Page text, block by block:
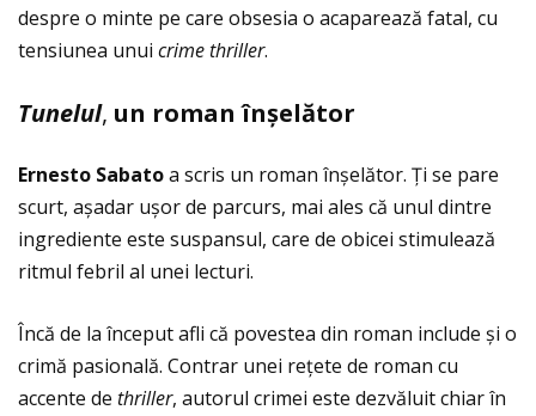
despre o minte pe care obsesia o acaparează fatal, cu
tensiunea unui crime thriller.
Tunelul, un roman înșelător
Ernesto Sabatoa scris un roman înșelător. Ţi se pare
scurt, așadar ușor de parcurs, mai ales că unul dintre
ingrediente este suspansul, care de obicei stimulează
ritmul febril al unei lecturi.
Încă de la început afli că povestea din roman include și o
crimă pasională. Contrar unei reţete de roman cu
accente de thriller, autorul crimei este dezvăluit chiar în